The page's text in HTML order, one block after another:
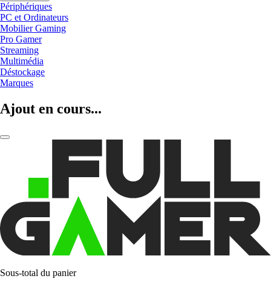
Périphériques
PC et Ordinateurs
Mobilier Gaming
Pro Gamer
Streaming
Multimédia
Déstockage
Marques
Ajout en cours...
Sous-total du panier